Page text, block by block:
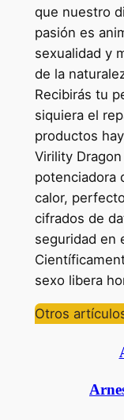
que nuestro
pasión es
sexualidad y
de la
Recibirás tu
siquiera el
productos
Virility
potenciadora
calor,
cifrados de
seguridad en
sexo libera
Otros